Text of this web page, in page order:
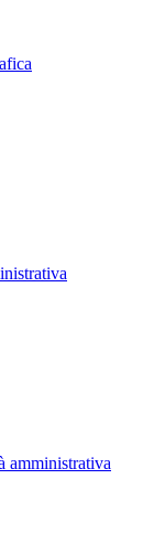
amministrativa